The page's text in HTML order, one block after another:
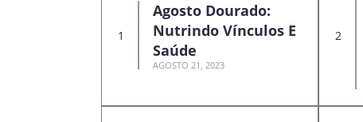
Agosto Dourado:
Nutrindo Vínculos E
Saúde
AGOSTO 21, 2023